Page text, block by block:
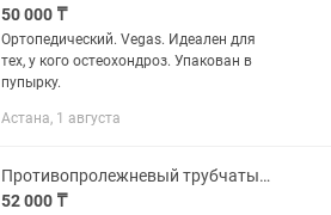
50 000 ₸
Ортопедический. Vegas. Идеален для
тех, у кого остеохондроз. Упакован в
пупырку.
Астана, 1 августа
Противопролежневый трубчатый матрас
52 000 ₸